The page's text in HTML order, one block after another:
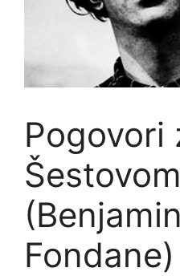
Pogovori
(Benjamin
Fondane)